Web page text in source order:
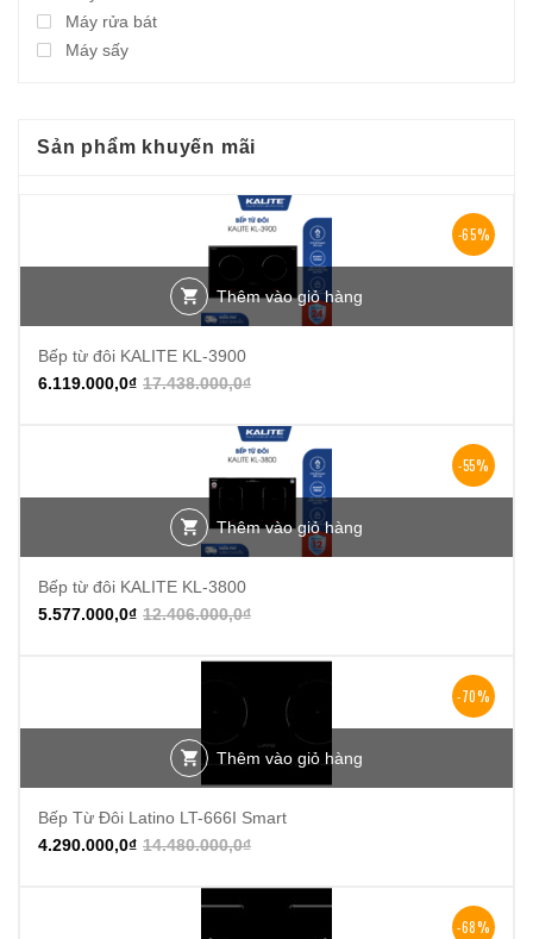
Máy rửa bát
Máy sấy
Sản phẩm khuyến mãi
-65%
Thêm vào giỏ hàng
Bếp từ đôi KALITE KL-3900
17.438.000,0₫
6.119.000,0₫
-55%
Thêm vào giỏ hàng
Bếp từ đôi KALITE KL-3800
12.406.000,0₫
5.577.000,0₫
-70%
Thêm vào giỏ hàng
Bếp Từ Đôi Latino LT-666I Smart
14.480.000,0₫
4.290.000,0₫
-68%